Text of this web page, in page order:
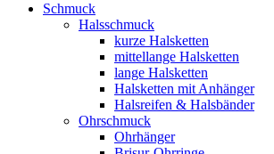
Schmuck
Halsschmuck
kurze Halsketten
mittellange Halsketten
lange Halsketten
Halsketten mit Anhänger
Halsreifen & Halsbänder
Ohrschmuck
Ohrhänger